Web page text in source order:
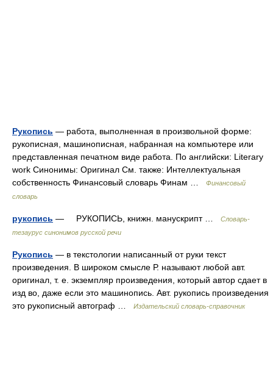
Рукопись — работа, выполненная в произвольной форме:
рукописная, машинописная, набранная на компьютере или
представленная печатном виде работа. По английски: Literary
work Синонимы: Оригинал См. также: Интеллектуальная
собственность Финансовый словарь Финам …
Финансовый
словарь
рукопись — РУКОПИСЬ, книжн. манускрипт …
Словарь-
тезаурус синонимов русской речи
Рукопись — в текстологии написанный от руки текст
произведения. В широком смысле Р. называют любой авт.
оригинал, т. е. экземпляр произведения, который автор сдает в
изд во, даже если это машинопись. Авт. рукопись произведения
это рукописный автограф …
Издательский словарь-справочник